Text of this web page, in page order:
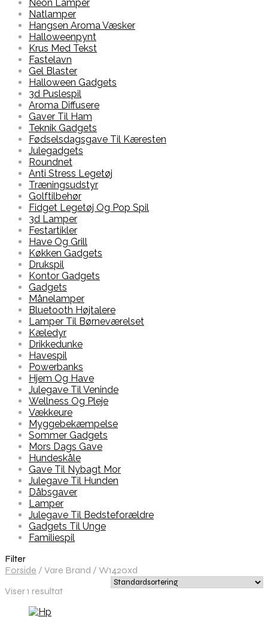
Neon Lamper
Natlamper
Hangsen Aroma Væsker
Halloweenpynt
Krus Med Tekst
Fastelavn
Gel Blaster
Halloween Gadgets
3d Puslespil
Aroma Diffusere
Gaver Til Ham
Teknik Gadgets
Fødselsdagsgave Til Kæresten
Julegadgets
Roundnet
Anti Stress Legetøj
Træningsudstyr
Golftilbehør
Fidget Legetøj Og Pop Spil
3d Lamper
Festartikler
Have Og Grill
Køkken Gadgets
Drukspil
Kontor Gadgets
Gadgets
Månelamper
Bluetooth Højtalere
Lamper Til Børneværelset
Kæledyr
Drikkedunke
Havespil
Powerbanks
Hjem Og Have
Julegave Til Veninde
Wellness Og Pleje
Vækkeure
Myggebekæmpelse
Sommer Gadgets
Mors Dags Gave
Hundeskåle
Gave Til Nybagt Mor
Julegave Til Hunden
Dåbsgaver
Lamper
Julegave Til Bedsteforældre
Gadgets Til Unge
Familiespil
Filter
Forside / Vare Brand / W1420xd
Viser 1 resultat